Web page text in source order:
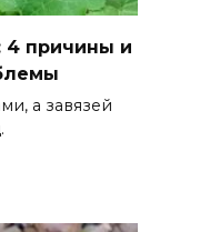
4 причины и
а завязей